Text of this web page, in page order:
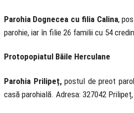
Parohia Dognecea cu filia Calina,
parohie, iar în filie 26 familii cu 54
Protopopiatul Băile Herculane
Parohia Prilipeț,postul de preot
casă parohială. Adresa: 327042